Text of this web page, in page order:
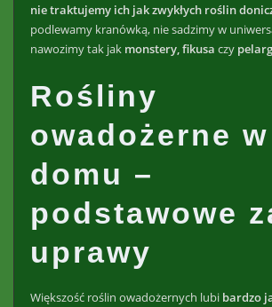
nie traktujemy ich jak zwykłych roślin
podlewamy kranówką, nie sadzimy w
nawozimy tak jak monstery, fikusa czy
Rośliny
owadożerne w
domu –
podstawowe
uprawy
Większość roślin owadożernych lubi bardzo